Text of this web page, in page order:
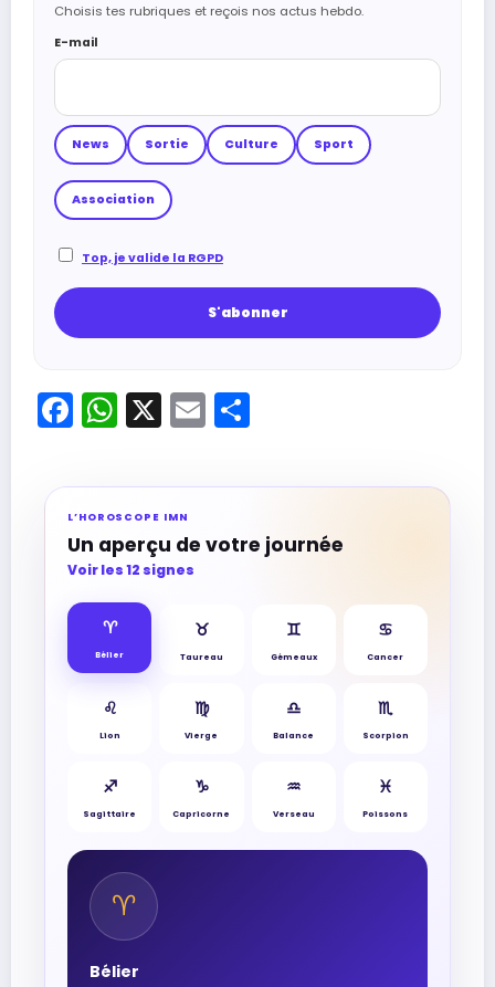
Choisis tes rubriques et reçois nos actus hebdo.
E-mail
News Sortie Culture Sport
Association
Top, je valide la RGPD
Facebook
WhatsApp
X Email
L’HOROSCOPE IMN
Un aperçu de votre journée
Voir les 12 signes
♈︎
Bélier
♉︎
Taureau
♊︎
Gémeaux
♋︎
Cancer
♌︎
Lion
♍︎
Vierge
♎︎
Balance
♏︎
Scorpion
♐︎
Sagittaire
♑︎
Capricorne
♒︎
Verseau
♓︎
Poissons
♈︎
Bélier